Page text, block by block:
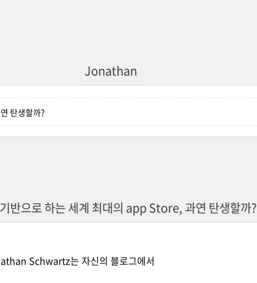
Jonathan
탄생할까?
반으로 하는 세계 최대의 app Store, 과연 탄생할까?
Schwartz는 자신의 블로그에서